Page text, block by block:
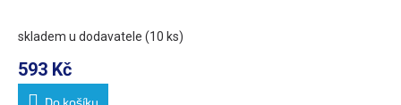
skladem u dodavatele (10 ks)
593 Kč
Do košíku